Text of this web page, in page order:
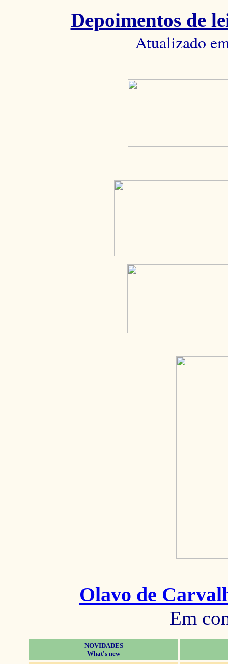
Depoimentos de
Atualizado
Olavo de
Em
NOVIDADES
What's new